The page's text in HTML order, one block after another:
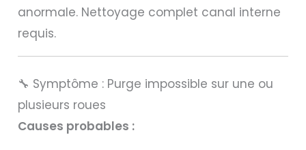
anormale. Nettoyage complet canal interne
requis.
🔧 Symptôme : Purge impossible sur une ou
plusieurs roues
Causes probables :